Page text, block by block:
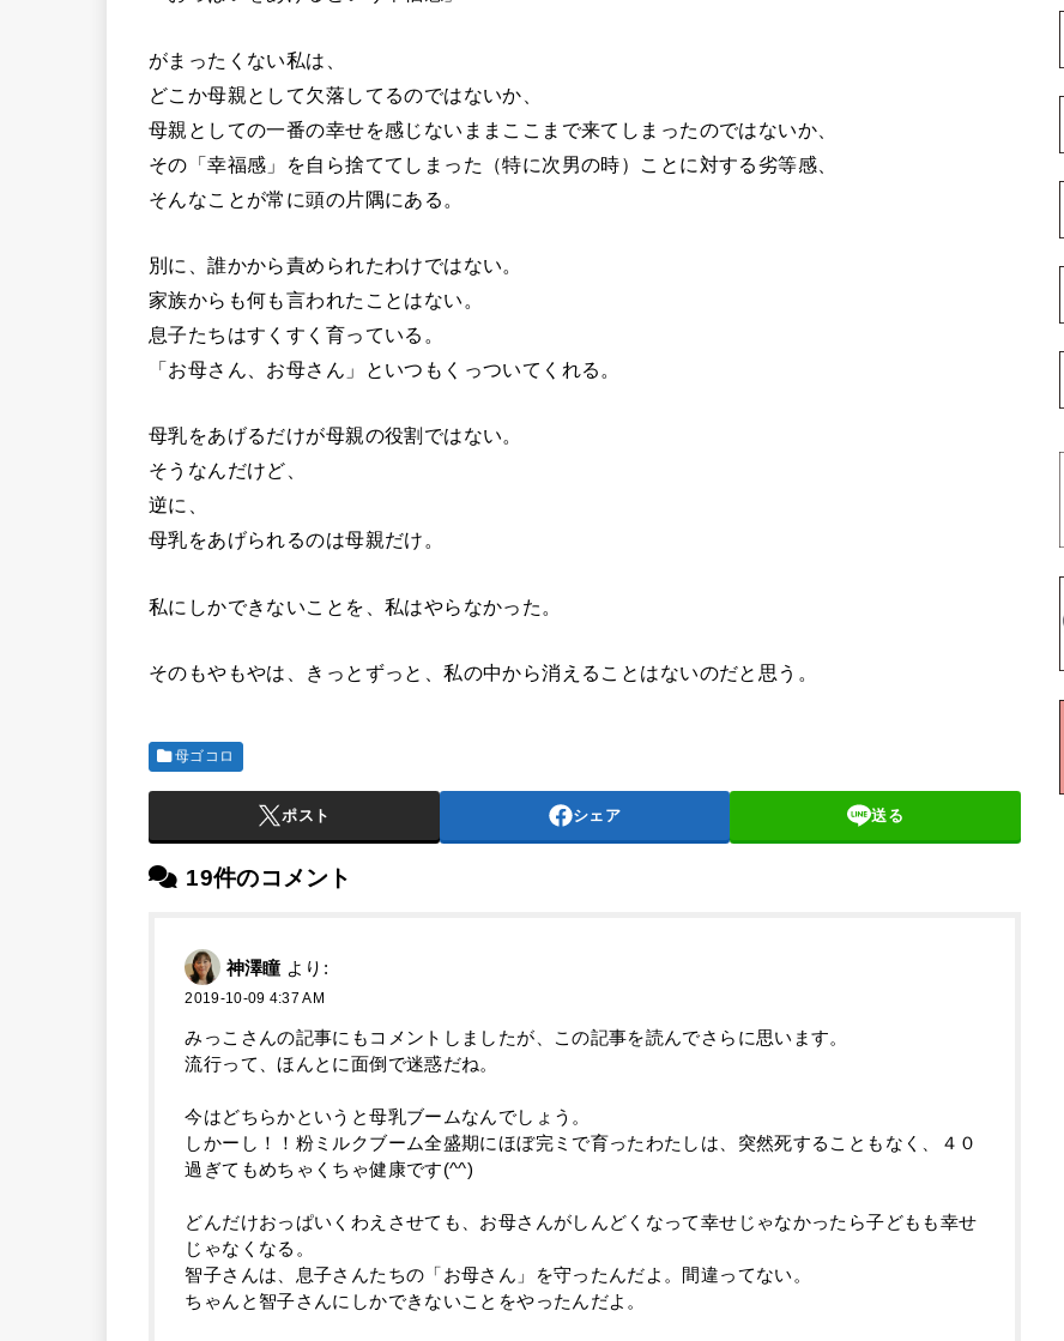
がまったくない私は、
どこか母親として欠落してるのではないか、
母親としての一番の幸せを感じないままここまで来てしまったのではないか、
その「幸福感」を自ら捨ててしまった（特に次男の時）ことに対する劣等感、
そんなことが常に頭の片隅にある。
別に、誰かから責められたわけではない。
家族からも何も言われたことはない。
息子たちはすくすく育っている。
「お母さん、お母さん」といつもくっついてくれる。
母乳をあげるだけが母親の役割ではない。
そうなんだけど、
逆に、
母乳をあげられるのは母親だけ。
私にしかできないことを、私はやらなかった。
そのもやもやは、きっとずっと、私の中から消えることはないのだと思う。
母ゴコロ
ポスト シェア 送る
19件のコメント
神澤瞳 より:
2019-10-09 4:37 AM
みっこさんの記事にもコメントしましたが、この記事を読んでさらに思います。
流行って、ほんとに面倒で迷惑だね。
今はどちらかというと母乳ブームなんでしょう。
しかーし！！粉ミルクブーム全盛期にほぼ完ミで育ったわたしは、突然死することもなく、４０
過ぎてもめちゃくちゃ健康です(^^)
どんだけおっぱいくわえさせても、お母さんがしんどくなって幸せじゃなかったら子どもも幸せ
じゃなくなる。
智子さんは、息子さんたちの「お母さん」を守ったんだよ。間違ってない。
ちゃんと智子さんにしかできないことをやったんだよ。